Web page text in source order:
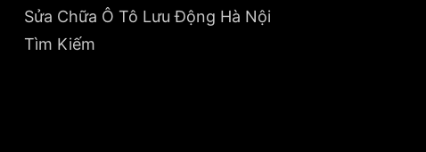
Sửa Chữa Ô Tô Lưu Động Hà Nội
Tìm Kiếm